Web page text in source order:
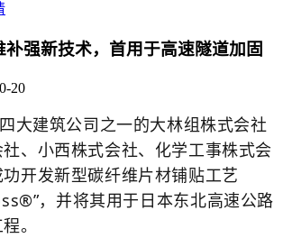
补强新技术，首用于高速隧道加固
20
大建筑公司之一的大林组株式会社
、小西株式会社、化学工事株式会
开发新型碳纤维片材铺贴工艺
，并将其用于日本东北高速公路
。